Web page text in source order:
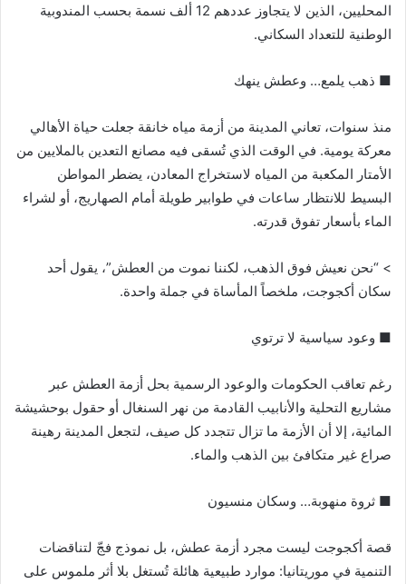
المحليين، الذين لا يتجاوز عددهم 12 ألف نسمة بحسب المندوبية
الوطنية للتعداد السكاني.
■ ذهب يلمع… وعطش ينهك
منذ سنوات، تعاني المدينة من أزمة مياه خانقة جعلت حياة الأهالي
معركة يومية. في الوقت الذي تُسقى فيه مصانع التعدين بالملايين من
الأمتار المكعبة من المياه لاستخراج المعادن، يضطر المواطن
البسيط للانتظار ساعات في طوابير طويلة أمام الصهاريج، أو لشراء
الماء بأسعار تفوق قدرته.
> “نحن نعيش فوق الذهب، لكننا نموت من العطش”، يقول أحد
سكان أكجوجت، ملخصاً المأساة في جملة واحدة.
■ وعود سياسية لا ترتوي
رغم تعاقب الحكومات والوعود الرسمية بحل أزمة العطش عبر
مشاريع التحلية والأنابيب القادمة من نهر السنغال أو حقول بوحشيشة
المائية، إلا أن الأزمة ما تزال تتجدد كل صيف، لتجعل المدينة رهينة
صراع غير متكافئ بين الذهب والماء.
■ ثروة منهوبة… وسكان منسيون
قصة أكجوجت ليست مجرد أزمة عطش، بل نموذج فجّ لتناقضات
التنمية في موريتانيا: موارد طبيعية هائلة تُستغل بلا أثر ملموس على